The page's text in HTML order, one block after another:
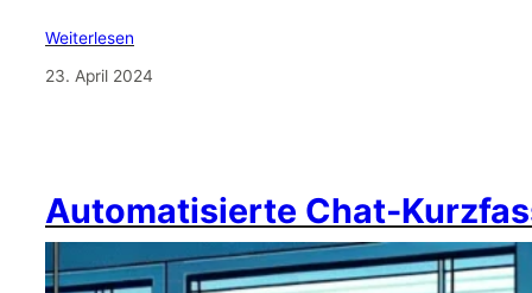
Weiterlesen
23. April 2024
Automatisierte Chat-